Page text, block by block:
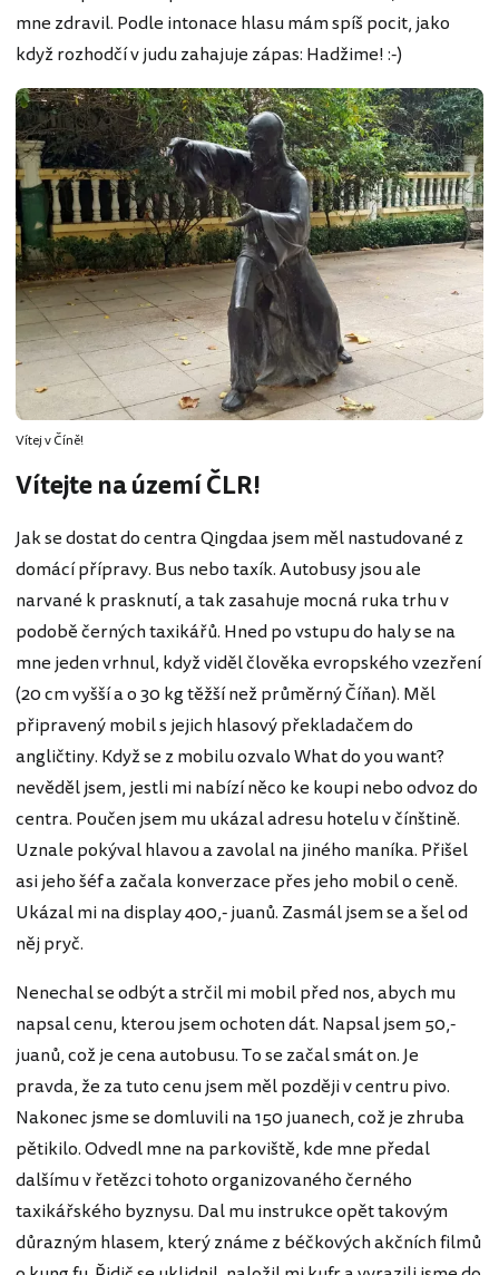
mne zdravil. Podle intonace hlasu mám spíš pocit, jako
když rozhodčí v judu zahajuje zápas: Hadžime! :-)
Vítej v Číně!
Vítejte na území ČLR!
Jak se dostat do centra Qingdaa jsem měl nastudované z
domácí přípravy. Bus nebo taxík. Autobusy jsou ale
narvané k prasknutí, a tak zasahuje mocná ruka trhu v
podobě černých taxikářů. Hned po vstupu do haly se na
mne jeden vrhnul, když viděl člověka evropského vzezření
(20 cm vyšší a o 30 kg těžší než průměrný Číňan). Měl
připravený mobil s jejich hlasový překladačem do
angličtiny. Když se z mobilu ozvalo What do you want?
nevěděl jsem, jestli mi nabízí něco ke koupi nebo odvoz do
centra. Poučen jsem mu ukázal adresu hotelu v čínštině.
Uznale pokýval hlavou a zavolal na jiného maníka. Přišel
asi jeho šéf a začala konverzace přes jeho mobil o ceně.
Ukázal mi na display 400,- juanů. Zasmál jsem se a šel od
něj pryč.
Nenechal se odbýt a strčil mi mobil před nos, abych mu
napsal cenu, kterou jsem ochoten dát. Napsal jsem 50,-
juanů, což je cena autobusu. To se začal smát on. Je
pravda, že za tuto cenu jsem měl později v centru pivo.
Nakonec jsme se domluvili na 150 juanech, což je zhruba
pětikilo. Odvedl mne na parkoviště, kde mne předal
dalšímu v řetězci tohoto organizovaného černého
taxikářského byznysu. Dal mu instrukce opět takovým
důrazným hlasem, který známe z béčkových akčních filmů